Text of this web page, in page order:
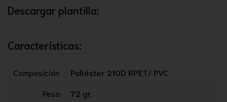
Descargar plantilla:
Características:
Composición
Poliéster 210D RPET/ PVC
Peso
72 gr.